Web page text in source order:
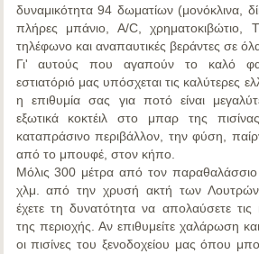
δυναμικότητα 94 δωματίων (μονόκλινα,
πλήρες μπάνιο, A/C, χρηματοκιβώτιο,
τηλέφωνο και αναπαυτικές βεράντες σε
Γι' αυτούς που αγαπούν το καλό
εστιατόριό μας υπόσχεται τις καλύτερες
η επιθυμία σας για ποτό είναι
εξωτικά κοκτέιλ στο μπαρ της
καταπράσινο περιβάλλον, την φύση,
από το μπουφέ, στον κήπο.
Μόλις 300 μέτρα από τον παραθαλάσσιο
χλμ. από την χρυσή ακτή των
έχετε τη δυνατότητα να απολαύσετε τις
της περιοχής. Αν επιθυμείτε χαλάρωση
οι πισίνες του ξενοδοχείου μας όπου